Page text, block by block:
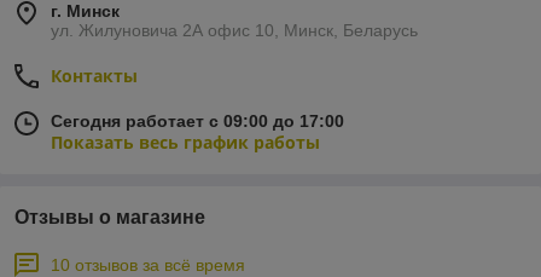
г. Минск
ул. Жилуновича 2А офис 10, Минск, Беларусь
Контакты
Сегодня работает с 09:00 до 17:00
Показать весь график работы
Отзывы о магазине
10 отзывов за всё время